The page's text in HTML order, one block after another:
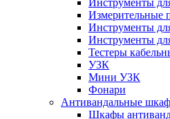
Инструменты
Измерительные
Инструменты
Инструменты
Тестеры
УЗК
Мини УЗК
Фонари
Антивандальные
Шкафы